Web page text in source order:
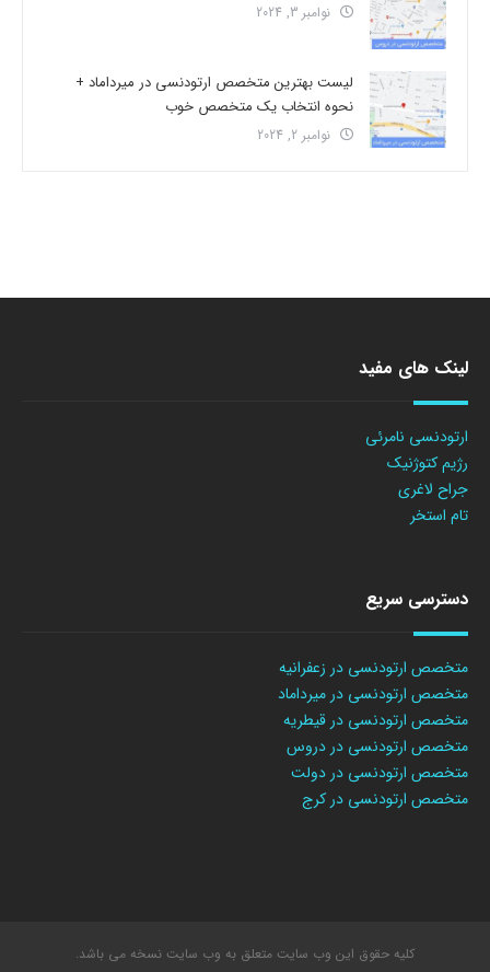
نوامبر 3, 2024
لیست بهترین متخصص ارتودنسی در میرداماد +
نحوه انتخاب یک متخصص خوب
نوامبر 2, 2024
لینک های مفید
ارتودنسی نامرئی
رژیم کتوژنیک
جراح لاغری
تام استخر
دسترسی سریع
متخصص ارتودنسی در زعفرانیه
متخصص ارتودنسی در میرداماد
متخصص ارتودنسی در قیطریه
متخصص ارتودنسی در دروس
متخصص ارتودنسی در دولت
متخصص ارتودنسی در کرج
کلیه حقوق این وب سایت متعلق به وب سایت نسخه می باشد.